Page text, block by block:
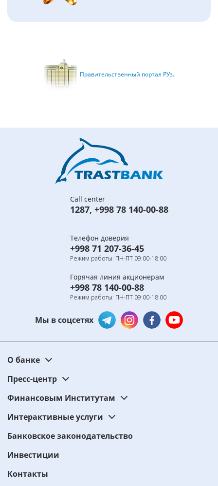
Правительственный портал РУз.
Call center
1287, +998 78 140-00-88
Телефон доверия
+998 71 207-36-45
Режим работы: ПН-ПТ 09:00-18:00
Горячая линия акционерам
+998 78 140-00-88
Режим работы: ПН-ПТ 09:00-18:00
Мы в соцсетях
О банке
Пресс-центр
Финансовым Институтам
Интерактивные услуги
Банковское законодательство
Инвестиции
Контакты